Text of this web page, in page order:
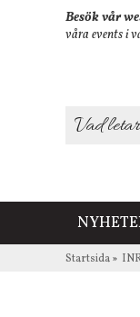
Besök vår
våra events i
Startsida»